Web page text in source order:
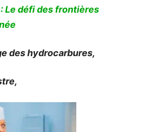
Le défi des frontières
des hydrocarbures,